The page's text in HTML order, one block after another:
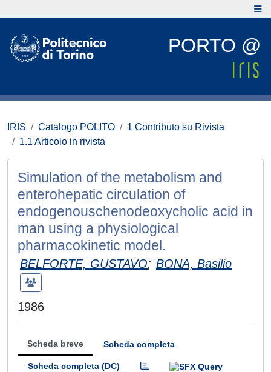
PORTO @
IRIS Catalogo POLITO
1 Contributo su Rivista
1.1 Articolo in rivista
Simulation of the metabolism and
enterohepatic circulation of
endogenouschenodeoxycholic acid in
man using a physiological
pharmacokinetic model.
BELFORTE, GUSTAVO; BONA, Basilio
1986
Scheda breve Scheda completa
Scheda completa (DC)